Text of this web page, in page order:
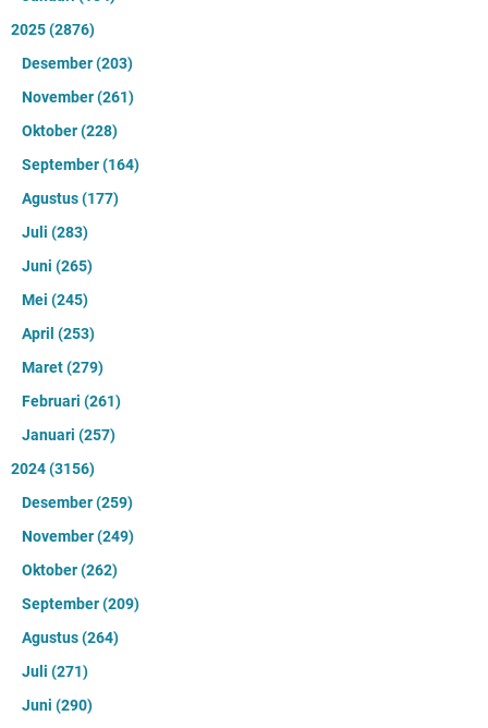
2025(2876)
Desember(203)
November(261)
Oktober(228)
September(164)
Agustus(177)
Juli (283)
Juni (265)
Mei (245)
April (253)
Maret(279)
Februari (261)
Januari (257)
2024(3156)
Desember(259)
November(249)
Oktober(262)
September(209)
Agustus(264)
Juli (271)
Juni (290)